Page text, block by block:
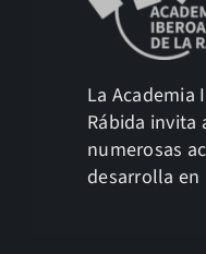
La Academia
Rábida invita
numerosas
desarrolla